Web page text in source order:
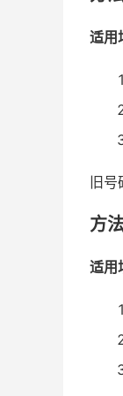
适用
旧
方
适用